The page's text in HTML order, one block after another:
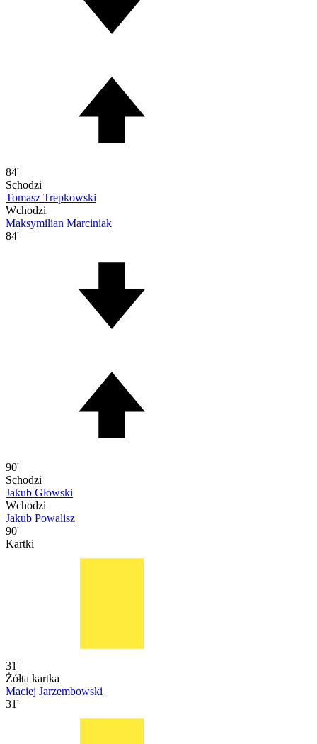
84'
Schodzi
Tomasz Trepkowski
Wchodzi
Maksymilian Marciniak
84'
90'
Schodzi
Jakub Głowski
Wchodzi
Jakub Powalisz
90'
Kartki
31'
Żółta kartka
Maciej Jarzembowski
31'